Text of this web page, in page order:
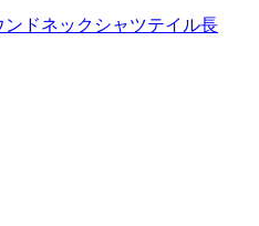
ンドネックシャツテイル長